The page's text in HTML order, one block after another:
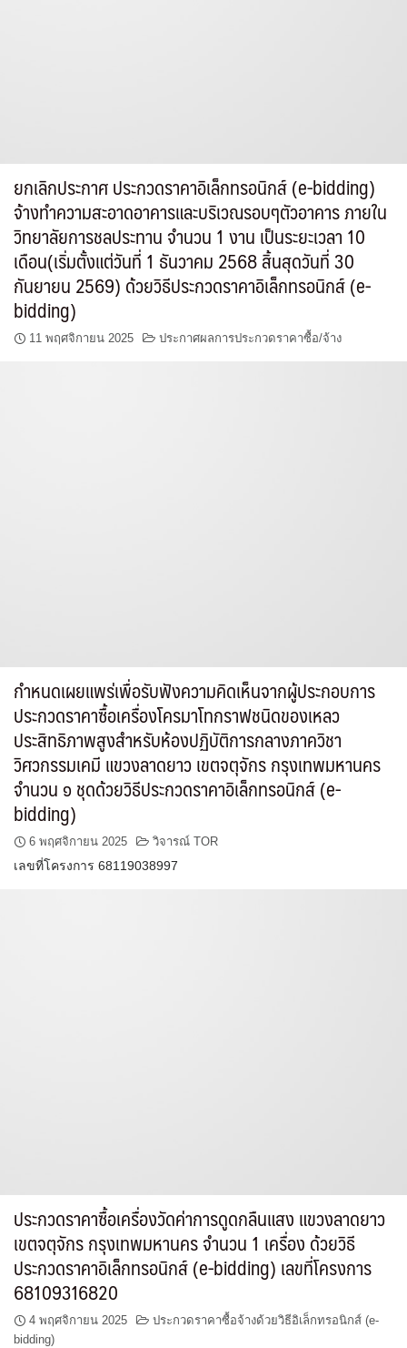
ยกเลิกประกาศ ประกวดราคาอิเล็กทรอนิกส์ (e-bidding)
จ้างทำความสะอาดอาคารและบริเวณรอบๆตัวอาคาร ภายใน
วิทยาลัยการชลประทาน จำนวน 1 งาน เป็นระยะเวลา 10
เดือน(เริ่มตั้งแต่วันที่ 1 ธันวาคม 2568 สิ้นสุดวันที่ 30
กันยายน 2569) ด้วยวิธีประกวดราคาอิเล็กทรอนิกส์ (e-
bidding)
11 พฤศจิกายน 2025 ประกาศผลการประกวดราคาซื้อ/จ้าง
กำหนดเผยแพร่เพื่อรับฟังความคิดเห็นจากผู้ประกอบการ
ประกวดราคาซื้อเครื่องโครมาโทกราฟชนิดของเหลว
ประสิทธิภาพสูงสำหรับห้องปฏิบัติการกลางภาควิชา
วิศวกรรมเคมี แขวงลาดยาว เขตจตุจักร กรุงเทพมหานคร
จำนวน ๑ ชุดด้วยวิธีประกวดราคาอิเล็กทรอนิกส์ (e-
bidding)
6 พฤศจิกายน 2025 วิจารณ์ TOR
เลขที่โครงการ 68119038997
ประกวดราคาซื้อเครื่องวัดค่าการดูดกลืนแสง แขวงลาดยาว
เขตจตุจักร กรุงเทพมหานคร จำนวน 1 เครื่อง ด้วยวิธี
ประกวดราคาอิเล็กทรอนิกส์ (e-bidding) เลขที่โครงการ
68109316820
4 พฤศจิกายน 2025
ประกวดราคาซื้อจ้างด้วยวิธีอิเล็กทรอนิกส์ (e-
bidding)